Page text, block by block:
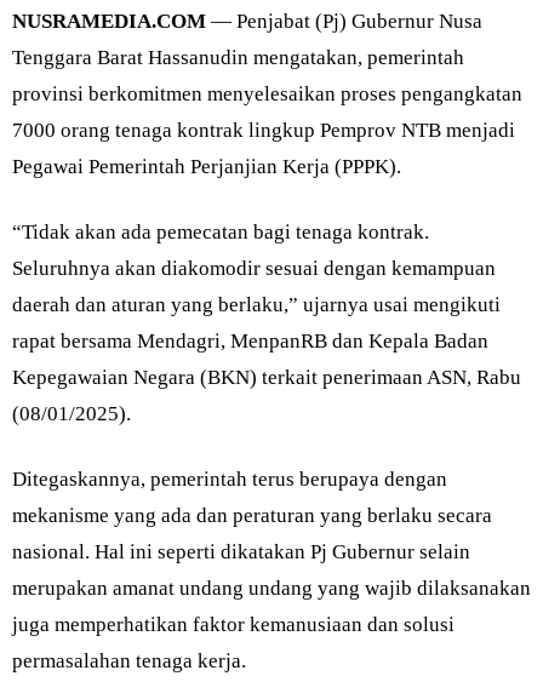
NUSRAMEDIA.COM — Penjabat (Pj) Gubernur Nusa
Tenggara Barat Hassanudin mengatakan, pemerintah
provinsi berkomitmen menyelesaikan proses pengangkatan
7000 orang tenaga kontrak lingkup Pemprov NTB menjadi
Pegawai Pemerintah Perjanjian Kerja (PPPK).
“Tidak akan ada pemecatan bagi tenaga kontrak.
Seluruhnya akan diakomodir sesuai dengan kemampuan
daerah dan aturan yang berlaku,” ujarnya usai mengikuti
rapat bersama Mendagri, MenpanRB dan Kepala Badan
Kepegawaian Negara (BKN) terkait penerimaan ASN, Rabu
(08/01/2025).
Ditegaskannya, pemerintah terus berupaya dengan
mekanisme yang ada dan peraturan yang berlaku secara
nasional. Hal ini seperti dikatakan Pj Gubernur selain
merupakan amanat undang undang yang wajib dilaksanakan
juga memperhatikan faktor kemanusiaan dan solusi
permasalahan tenaga kerja.